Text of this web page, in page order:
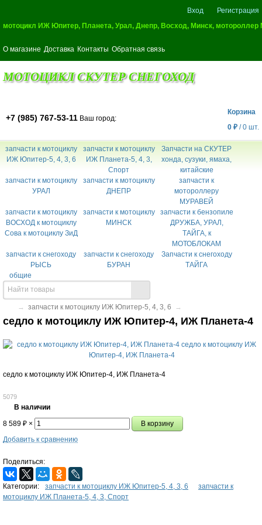
Вход
Регистрация
мотоцикл ИЖ Юпитер, Планета, Урал, Днепр, Восход, Минск,
О магазине Доставка Контакты Обратная связь
МОТОЦИКЛ СКУТЕР СНЕГОХОД
+7 (985) 767-53-11 Ваш город:
Корзина
0 ₽ /0 шт.
запчасти к мотоциклу
ИЖ Юпитер-5, 4, 3, 6
запчасти к мотоциклу
ИЖ Планета-5, 4, 3,
Спорт
Запчасти на СКУТЕР
хонда, сузуки, ямаха,
китайские
запчасти к мотоциклу
УРАЛ
запчасти к мотоциклу
ДНЕПР
запчасти к
мотороллеру
МУРАВЕЙ
запчасти к мотоциклу
ВОСХОД к мотоциклу
Сова к мотоциклу ЗиД
запчасти к мотоциклу
МИНСК
запчасти к бензопиле
ДРУЖБА, УРАЛ,
ТАЙГА, к
МОТОБЛОКАМ
запчасти к снегоходу
РЫСЬ
запчасти к снегоходу
БУРАН
Запчасти к снегоходу
ТАЙГА
общие
→ запчасти к мотоциклу ИЖ Юпитер-5, 4, 3, 6 →
седло к мотоциклу ИЖ Юпитер-4, ИЖ Планета-4
седло к мотоциклу ИЖ Юпитер-4, ИЖ Планета-4
5079
В наличии
8 589 ₽ ×
Добавить к сравнению
Поделиться:
Категории: запчасти к мотоциклу ИЖ Юпитер-5, 4, 3, 6
запчасти к
мотоциклу ИЖ Планета-5, 4, 3, Спорт